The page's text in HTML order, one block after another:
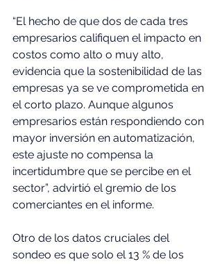
“El hecho de que dos de cada tres
empresarios califiquen el impacto en
costos como alto o muy alto,
evidencia que la sostenibilidad de las
empresas ya se ve comprometida en
el corto plazo. Aunque algunos
empresarios están respondiendo con
mayor inversión en automatización,
este ajuste no compensa la
incertidumbre que se percibe en el
sector”, advirtió el gremio de los
comerciantes en el informe.
Otro de los datos cruciales del
sondeo es que solo el 13 % de los